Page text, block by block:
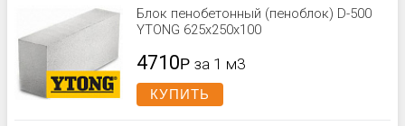
Блок пенобетонный (пеноблок) D-500
YTONG 625х250х100
4710Р за 1 м3
КУПИТЬ